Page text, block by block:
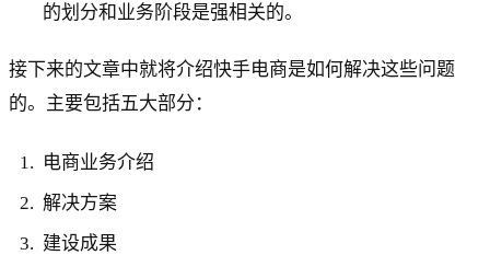
的划分和业务阶段是强相关的。
接下来的文章中就将介绍快手电商是如何解决这些问题
的。主要包括五大部分：
电商业务介绍
解决方案
建设成果